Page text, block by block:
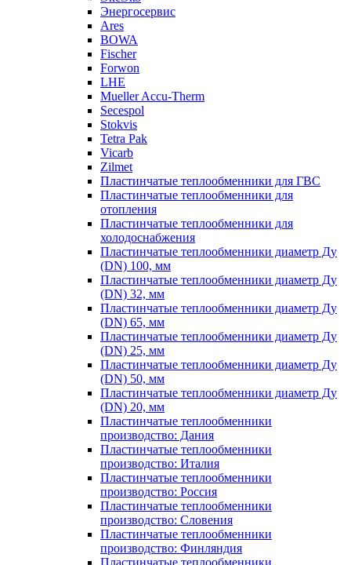
Энергосервис
Ares
BOWA
Fischer
Forwon
LHE
Mueller Accu-Therm
Secespol
Stokvis
Tetra Pak
Vicarb
Zilmet
Пластинчатые теплообменники для ГВС
Пластинчатые теплообменники для
отопления
Пластинчатые теплообменники для
холодоснабжения
Пластинчатые теплообменники диаметр Ду
(DN) 100, мм
Пластинчатые теплообменники диаметр Ду
(DN) 32, мм
Пластинчатые теплообменники диаметр Ду
(DN) 65, мм
Пластинчатые теплообменники диаметр Ду
(DN) 25, мм
Пластинчатые теплообменники диаметр Ду
(DN) 50, мм
Пластинчатые теплообменники диаметр Ду
(DN) 20, мм
Пластинчатые теплообменники
производство: Дания
Пластинчатые теплообменники
производство: Италия
Пластинчатые теплообменники
производство: Россия
Пластинчатые теплообменники
производство: Словения
Пластинчатые теплообменники
производство: Финляндия
Пластинчатые теплообменники